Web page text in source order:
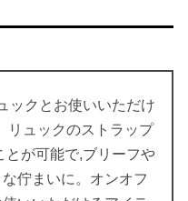
ックとお使いいただけ
リュックのストラップ
とが可能で,ブリーフや
佇まいに。オンオフ